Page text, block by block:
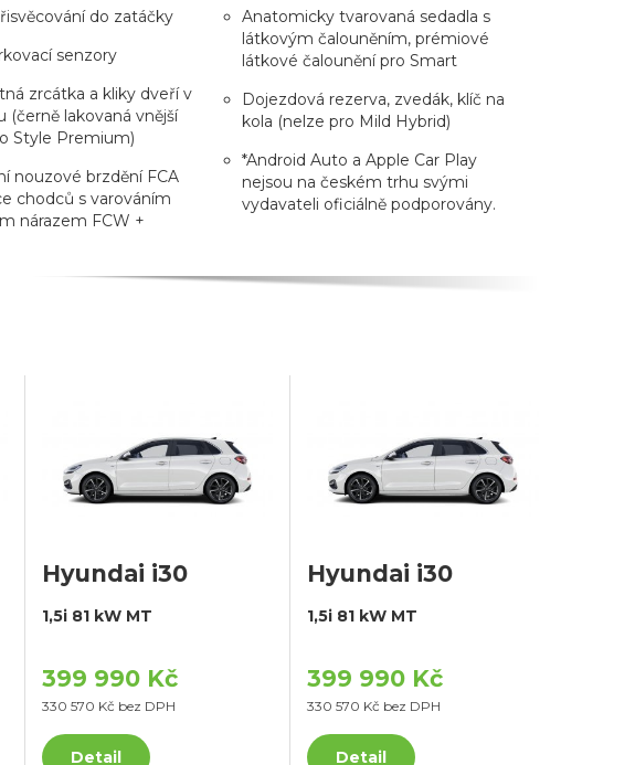
do zatáčky
senzory
zrcátka a kliky dveří v
(černě lakovaná vnější
Style Premium)
nouzové brzdění FCA
chodců s varováním
nárazem FCW +
Anatomicky tvarovaná sedadla s
látkovým čalouněním, prémiové
látkové čalounění pro Smart
Dojezdová rezerva, zvedák, klíč na
kola (nelze pro Mild Hybrid)
*Android Auto a Apple Car Play
nejsou na českém trhu svými
vydavateli oficiálně podporovány.
Hyundai i30
1,5i 81 kW MT
399 990 Kč
330 570 Kč bez DPH
Detail
Hyundai i30
1,5i 81 kW MT
399 990 Kč
330 570 Kč bez DPH
Detail